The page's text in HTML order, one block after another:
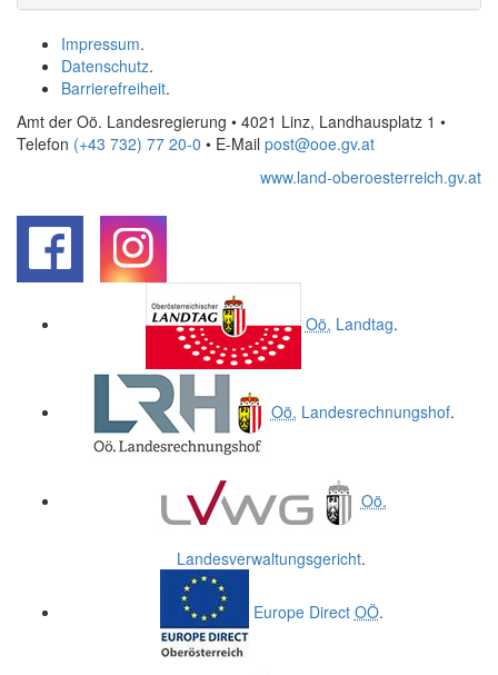
Impressum.
Datenschutz.
Barrierefreiheit.
Amt der Oö. Landesregierung • 4021 Linz, Landhausplatz 1 •
Telefon (+43 732) 77 20-0 • E-Mail post@ooe.gv.at
www.land-oberoesterreich.gv.at
Oö. Landtag.
Oö. Landesrechnungshof.
Oö.
Landesverwaltungsgericht.
Europe Direct OÖ.